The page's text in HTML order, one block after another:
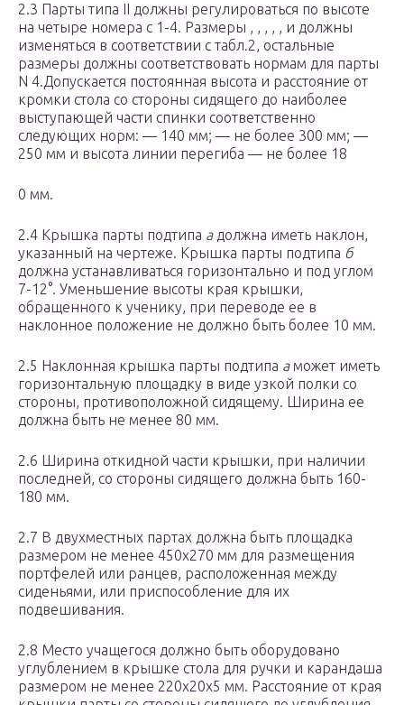
2.3 Парты типа II должны регулироваться по высоте
на четыре номера с 1-4. Размеры , , , , , и должны
изменяться в соответствии с табл.2, остальные
размеры должны соответствовать нормам для парты
N 4.Допускается постоянная высота и расстояние от
кромки стола со стороны сидящего до наиболее
выступающей части спинки соответственно
следующих норм: — 140 мм; — не более 300 мм; —
250 мм и высота линии перегиба — не более 18
0 мм.
2.4 Крышка парты подтипа адолжна иметь наклон,
указанный на чертеже. Крышка парты подтипа б
должна устанавливаться горизонтально и под углом
7-12°. Уменьшение высоты края крышки,
обращенного к ученику, при переводе ее в
наклонное положение не должно быть более 10 мм.
2.5 Наклонная крышка парты подтипа аможет иметь
горизонтальную площадку в виде узкой полки со
стороны, противоположной сидящему. Ширина ее
должна быть не менее 80 мм.
2.6 Ширина откидной части крышки, при наличии
последней, со стороны сидящего должна быть 160-
180 мм.
2.7 В двухместных партах должна быть площадка
размером не менее 450х270 мм для размещения
портфелей или ранцев, расположенная между
сиденьями, или приспособление для их
подвешивания.
2.8 Место учащегося должно быть оборудовано
углублением в крышке стола для ручки и карандаша
размером не менее 220х20х5 мм. Расстояние от края